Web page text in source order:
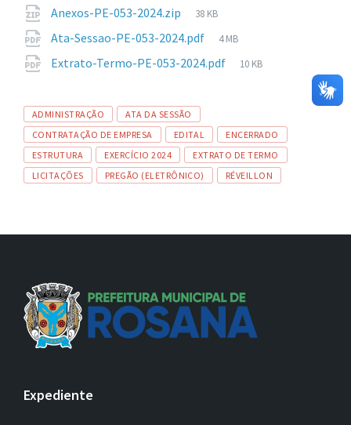
Anexos-PE-053-2024.zip
Tamanho
arquivo:
38 KB
Ata-Sessao-PE-053-2024.pdf
Tamanho
arquivo:
4 MB
Extrato-Termo-PE-053-2024.pdf
Tamanho
10 KB
Tags
ADMINISTRAÇÃO
ATA DA SESSÃO
CONTRATAÇÃO DE EMPRESA
EDITAL
ENCERRADO
ESTRUTURA
EXERCÍCIO 2024
EXTRATO DE TERMO
LICITAÇÕES
PREGÃO (ELETRÔNICO) RÉVEILLON
Expediente